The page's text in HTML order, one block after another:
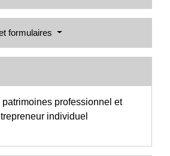
formulaires
professionnel et
individuel